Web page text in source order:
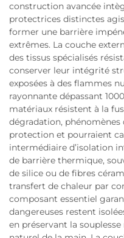
construction avancée
protectrices distinctes
former une barrière
extrêmes. La couche
des tissus spécialisés
conserver leur intégrité
exposées à des flammes
rayonnante dépassant
matériaux résistent à la
dégradation,
protection et pourraient
intermédiaire d’isolation
de barrière thermique,
de silice ou de fibres
transfert de chaleur par
composant essentiel
dangereuses restent
en préservant la